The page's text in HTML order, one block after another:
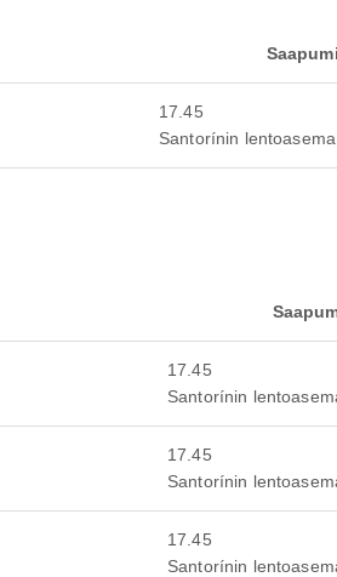
17.45
Santorínin lentoasema
17.45
Santorínin
17.45
Santorínin
17.45
Santorínin